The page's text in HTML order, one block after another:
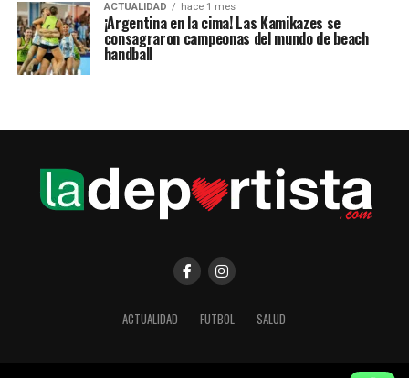
ACTUALIDAD hace 1 mes
¡Argentina en la cima! Las Kamikazes se
consagraron campeonas del mundo de beach
handball
ACTUALIDAD FUTBOL SALUD